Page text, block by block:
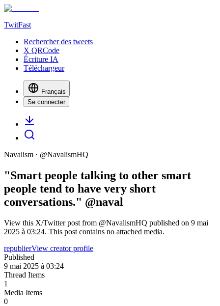
TwitFast
Rechercher des tweets
X QRCode
Écriture IA
Téléchargeur
Français
Se connecter
Navalism · @NavalismHQ
"Smart people talking to other smart
people tend to have very short
conversations." @naval
View this X/Twitter post from @NavalismHQ published on 9 mai
2025 à 03:24. This post contains no attached media.
republierView creator profile
Published
9 mai 2025 à 03:24
Thread Items
1
Media Items
0